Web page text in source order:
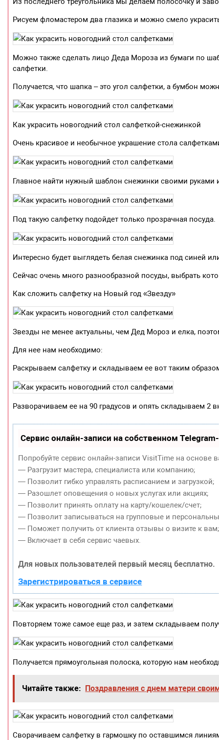
Рисуем фломастером два глазика и можно смело
Можно также сделать лицо Деда Мороза из бумаги по
салфетки.
Получается, что шапка – это угол салфетки, а бумбон
Как украсить новогодний стол салфеткой-снежинкой
Очень красивое и необычное украшение стола
Главное найти нужный шаблон снежинки своими руками
Под такую салфетку подойдет только прозрачная посуда.
Интересно будет выглядеть белая снежинка под синей
Сейчас очень много разнообразной посуды, выбрать
Как сложить салфетку на Новый год «Звезду»
Звезды не менее актуальны, чем Дед Мороз и елка,
Для нее нам необходимо:
Раскрываем салфетку и складываем ее вот таким
Разворачиваем ее на 90 градусов и опять складываем 2
Сервис онлайн-записи на собственном
Попробуйте сервис онлайн-записи VisitTime на основе
— Разгрузит мастера, специалиста или компанию;
— Позволит гибко управлять расписанием и загрузкой;
— Разошлет оповещения о новых услугах или акциях;
— Позволит принять оплату на карту/кошелек/счет;
— Позволит записываться на групповые и
— Поможет получить от клиента отзывы о визите к вам;
— Включает в себя сервис чаевых.
Для новых пользователей первый месяц бесплатно.
Зарегистрироваться в сервисе
Повторяем тоже самое еще раз, и затем складываем
Получается прямоугольная полоска, которую нам
Читайте также: Поздравления с днем матери
Сворачиваем салфетку в гармошку по оставшимся